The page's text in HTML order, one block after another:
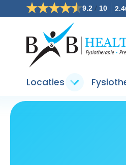
9.2 / 10
Locaties